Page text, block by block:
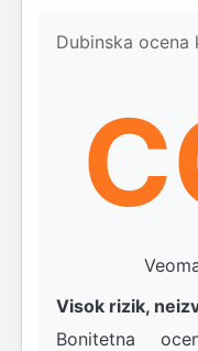
Dubinska ocena
Visok rizik,
Bonitetna